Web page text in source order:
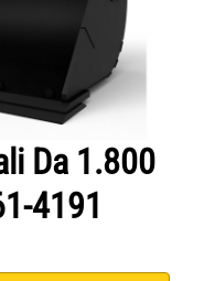
Da 1.800
4191